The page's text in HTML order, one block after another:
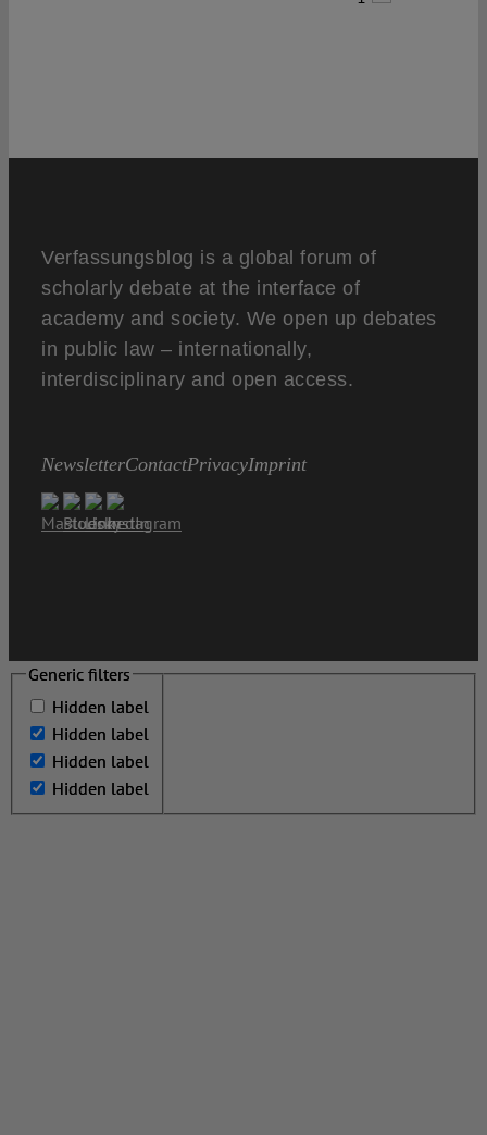
Verfassungsblog is a global forum of
scholarly debate at the interface of
academy and society. We open up debates
in public law – internationally,
interdisciplinary and open access.
NewsletterContactPrivacyImprint
Generic filters
Hidden label
Hidden label
Hidden label
Hidden label
Generic filters
Hidden label
Hidden label
Hidden label
Hidden label